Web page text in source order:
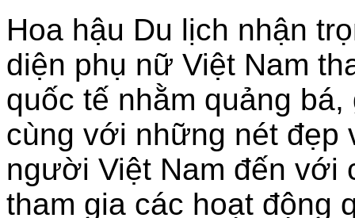
Hoa hậu Du lịch nhận
diện phụ nữ Việt Nam
quốc tế nhằm quảng
cùng với những nét đẹp
người Việt Nam đến với
tham gia các hoạt động